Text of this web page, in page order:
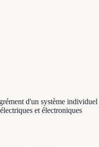
d'un système individuel
et électroniques